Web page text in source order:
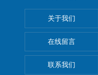
关于我们
在线留言
联系我们